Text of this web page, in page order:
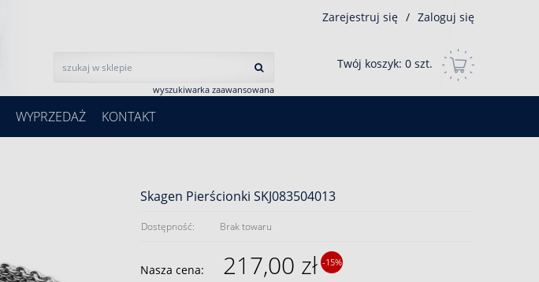
wyszukiwarka zaawansowana
Zarejestruj się / Zaloguj się
Twój koszyk: 0 szt.
WYPRZEDAŻ KONTAKT
Skagen Pierścionki SKJ083504013
Dostępność: Brak towaru
Nasza cena: 217,00 zł -15%